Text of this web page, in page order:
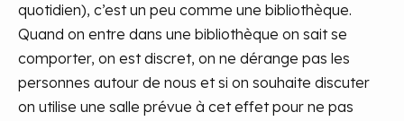
quotidien), c’est un peu comme une bibliothèque.
Quand on entre dans une bibliothèque on sait se
comporter, on est discret, on ne dérange pas les
personnes autour de nous et si on souhaite discuter
on utilise une salle prévue à cet effet pour ne pas